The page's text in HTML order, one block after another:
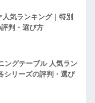
気ランキング｜特別
判・選び方
ングテーブル 人気ラン
シリーズの評判・選び